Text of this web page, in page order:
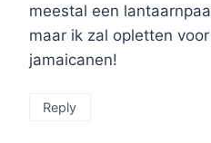
meestal een
maar ik zal opletten
jamaicanen!
Reply